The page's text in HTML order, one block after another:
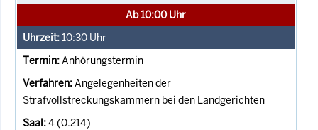
Ab 10:00 Uhr
10:30 Uhr
Anhörungstermin
Angelegenheiten der
Strafvollstreckungskammern bei den Landgerichten
4 (0.214)